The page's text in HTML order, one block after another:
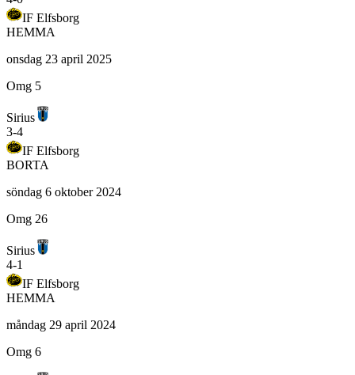
IF Elfsborg
HEMMA
onsdag 23 april 2025
Omg 5
Sirius
3-4
IF Elfsborg
BORTA
söndag 6 oktober 2024
Omg 26
Sirius
4-1
IF Elfsborg
HEMMA
måndag 29 april 2024
Omg 6